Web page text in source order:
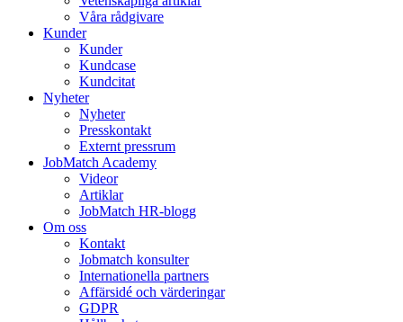
Våra rådgivare
Kunder
Kunder
Kundcase
Kundcitat
Nyheter
Nyheter
Presskontakt
Externt pressrum
JobMatch Academy
Videor
Artiklar
JobMatch HR-blogg
Om oss
Kontakt
Jobmatch konsulter
Internationella partners
Affärsidé och värderingar
GDPR